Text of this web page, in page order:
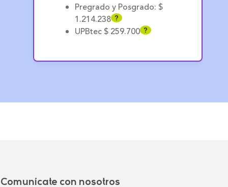
Pregrado y Posgrado: $
1.214.238 ?
UPBtec $ 259.700 ?
Comunícate con nosotros